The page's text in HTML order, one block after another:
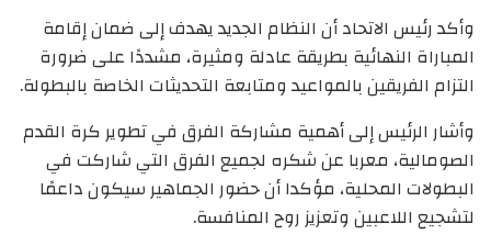
وأكد رئيس الاتحاد أن النظام الجديد يهدف إلى ضمان إقامة
المباراة النهائية بطريقة عادلة ومثيرة، مشددًا على ضرورة
التزام الفريقين بالمواعيد ومتابعة التحديثات الخاصة بالبطولة.
وأشار الرئيس إلى أهمية مشاركة الفرق في تطوير كرة القدم
الصومالية، معربا عن شكره لجميع الفرق التي شاركت في
البطولات المحلية، مؤكدا أن حضور الجماهير سيكون داعمًا
لتشجيع اللاعبين وتعزيز روح المنافسة.